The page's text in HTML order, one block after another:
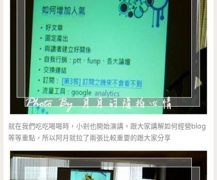
就在我們吃吃喝喝時，小剎也開始演講，跟大家講解如何經營blog
等等重點，所以阿月就拉了兩張比較重要的跟大家分享